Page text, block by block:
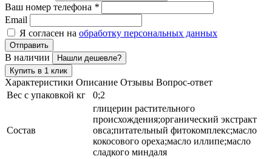
Ваш номер телефона *
Email
Я согласен на обработку персональных данных
Отправить
В наличии
Нашли дешевле?
Купить в 1 клик
Характеристики Описание Отзывы Вопрос-ответ
Вес с упаковкой кг
0;2
Состав
глицерин растительного
происхождения;органический экстракт
овса;питательный фитокомплекс;масло
кокосового ореха;масло иллипе;масло
сладкого миндаля